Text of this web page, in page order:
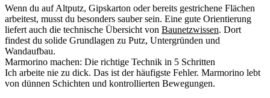
Wenn du auf Altputz, Gipskarton oder bereits gestrichene Flächen
arbeitest, musst du besonders sauber sein. Eine gute Orientierung
liefert auch die technische Übersicht von Baunetzwissen. Dort
findest du solide Grundlagen zu Putz, Untergründen und
Wandaufbau.
Marmorino machen: Die richtige Technik in 5 Schritten
Ich arbeite nie zu dick. Das ist der häufigste Fehler. Marmorino lebt
von dünnen Schichten und kontrollierten Bewegungen.